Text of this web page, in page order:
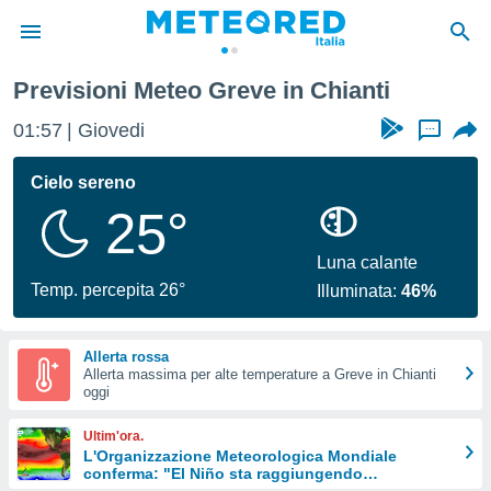
di
per
le
di
Web
le
Previsioni Meteo Greve in Chianti
01:57 Giovedi ...
Cielo sereno
25°
Temp. percepita 26°
Luna calante
Illuminata:46%
Allerta rossa
Allerta massima per alte temperature a Greve in Chianti
oggi
Ultim'ora.
L'Organizzazione Meteorologica Mondiale
conferma: "El Niño sta raggiungendo